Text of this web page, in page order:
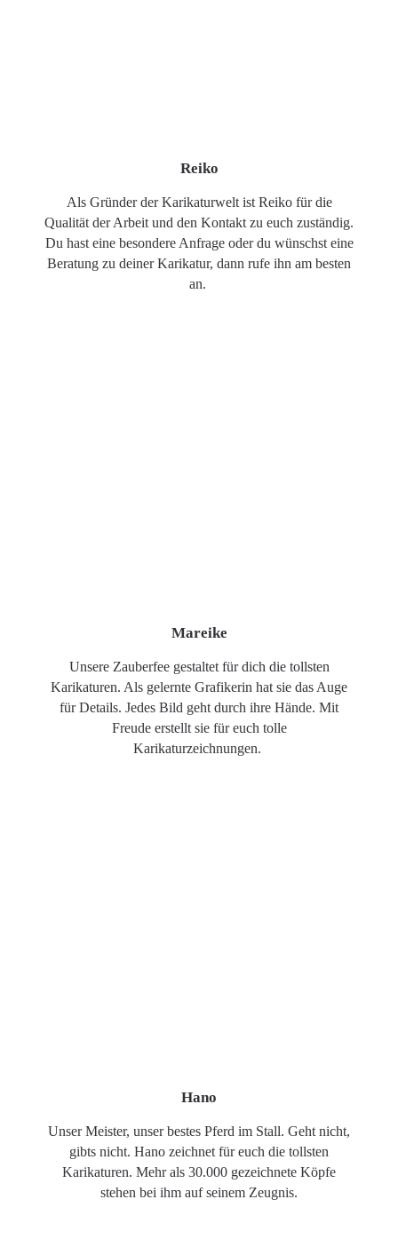
Reiko
Als Gründer der Karikaturwelt ist Reiko für die
Qualität der Arbeit und den Kontakt zu euch zuständig.
Du hast eine besondere Anfrage oder du wünschst eine
Beratung zu deiner Karikatur, dann rufe ihn am besten
an.
Mareike
Unsere Zauberfee gestaltet für dich die tollsten
Karikaturen. Als gelernte Grafikerin hat sie das Auge
für Details. Jedes Bild geht durch ihre Hände. Mit
Freude erstellt sie für euch tolle
Karikaturzeichnungen.
Hano
Unser Meister, unser bestes Pferd im Stall. Geht nicht,
gibts nicht. Hano zeichnet für euch die tollsten
Karikaturen. Mehr als 30.000 gezeichnete Köpfe
stehen bei ihm auf seinem Zeugnis.